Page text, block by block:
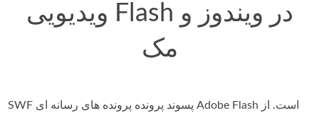
ویدیویی Flash در ویندوز و
مک
SWF پسوند پرونده پرونده های رسانه ای Adobe Flash است. از